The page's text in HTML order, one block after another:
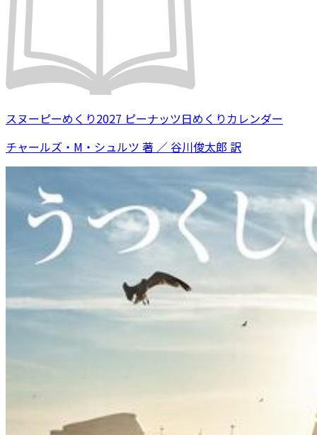
スヌーピーめくり2027 ピーナッツ日めくりカレンダー
チャールズ・M・シュルツ 著 ／ 谷川俊太郎 訳